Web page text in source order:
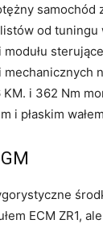
samochód
od tuningu
KM. i 362 Nm
i płaskim
ECM ZR1,